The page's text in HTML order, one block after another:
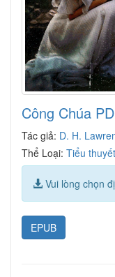
Công Chúa
Tác giả: D. H.
Thể Loại: Tiểu thuyết
Vui lòng chọn
EPUB